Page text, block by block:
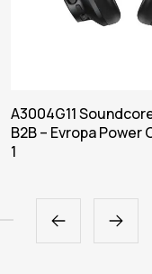
A3004G11
B2B – Evropa Power
1